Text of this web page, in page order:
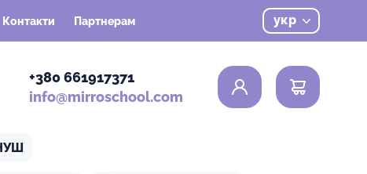
Контакти Партнерам укр
+380 661917371
info@mirroschool.com
0